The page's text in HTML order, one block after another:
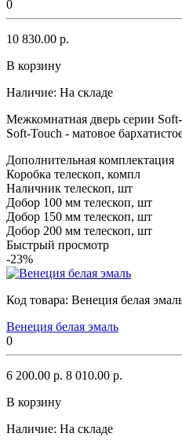
0
10 830.00 р.
В корзину
Наличие: На складе
Межкомнатная дверь серии
Soft-Touch - матовое
Дополнительная комплектация
Коробка телескоп, компл
Наличник телескоп, шт
Добор 100 мм телескоп, шт
Добор 150 мм телескоп, шт
Добор 200 мм телескоп, шт
Быстрый просмотр
-23%
Код товара: Венеция белая
Венеция белая эмаль
0
6 200.00 р. 8 010.00 р.
В корзину
Наличие: На складе